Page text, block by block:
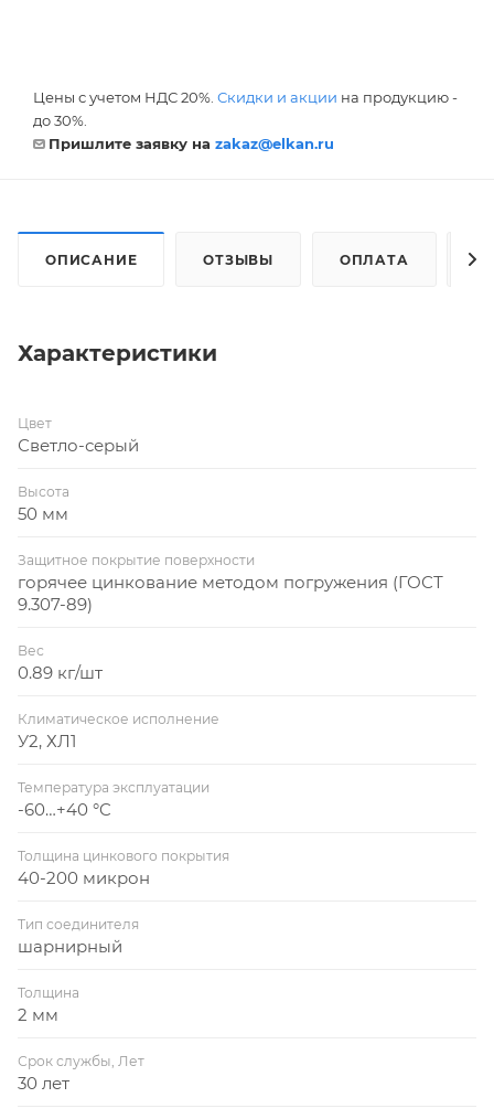
Цены с учетом НДС 20%. Скидки и акции на продукцию -
до 30%.
Пришлите заявку на zakaz@elkan.ru
ОПИСАНИЕ ОТЗЫВЫ ОПЛАТА
Характеристики
Цвет
Светло-серый
Высота
50 мм
Защитное покрытие поверхности
горячее цинкование методом погружения (ГОСТ
9.307-89)
Вес
0.89 кг/шт
Климатическое исполнение
У2, ХЛ1
Температура эксплуатации
-60…+40 °C
Толщина цинкового покрытия
40-200 микрон
Тип соединителя
шарнирный
Толщина
2 мм
Срок службы, Лет
30 лет